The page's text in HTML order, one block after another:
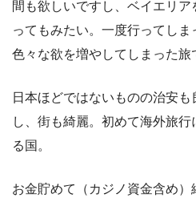
間も欲しいですし、ベイエリ
ってもみたい。一度行ってし
色々な欲を増やしてしまった旅
日本ほどではないものの治安
し、街も綺麗。初めて海外旅
る国。
お金貯めて（カジノ資金含め）